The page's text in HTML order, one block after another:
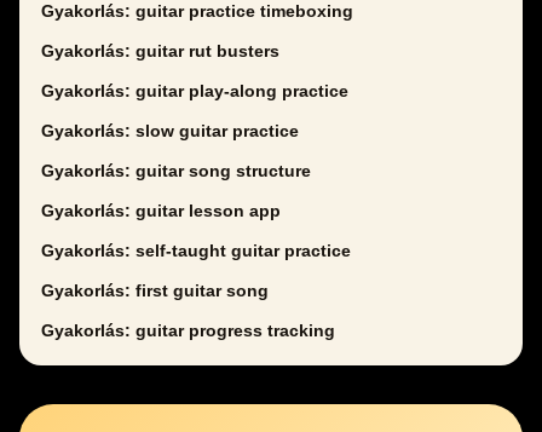
Gyakorlás: guitar practice timeboxing
Gyakorlás: guitar rut busters
Gyakorlás: guitar play-along practice
Gyakorlás: slow guitar practice
Gyakorlás: guitar song structure
Gyakorlás: guitar lesson app
Gyakorlás: self-taught guitar practice
Gyakorlás: first guitar song
Gyakorlás: guitar progress tracking